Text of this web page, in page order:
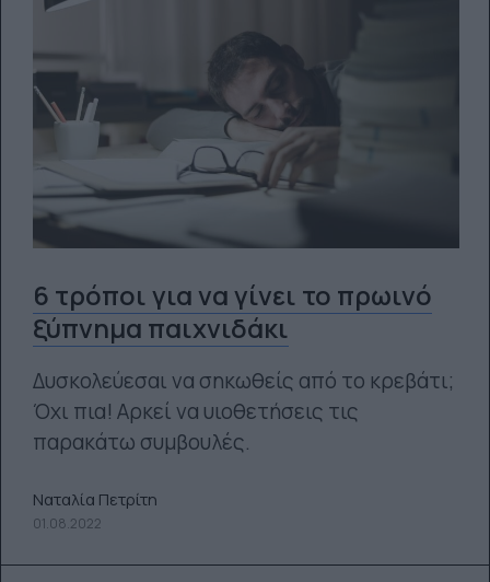
6 τρόποι για να γίνει το πρωινό
ξύπνημα παιχνιδάκι
Δυσκολεύεσαι να σηκωθείς από το κρεβάτι;
Όχι πια! Αρκεί να υιοθετήσεις τις
παρακάτω συμβουλές.
Ναταλία Πετρίτη
01.08.2022